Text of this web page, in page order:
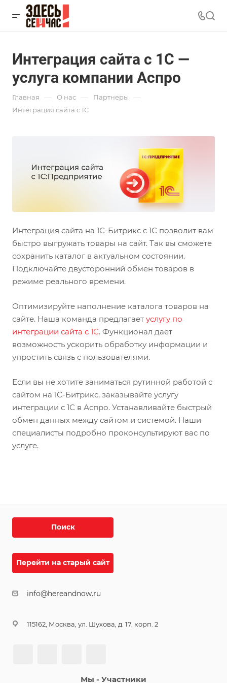
Интеграция сайта с 1С —
услуга компании Аспро
Главная — О нас — Партнеры —
Интеграция сайта с 1С
Интеграция сайта на 1С-Битрикс с 1С позволит вам
быстро выгружать товары на сайт. Так вы сможете
сохранить каталог в актуальном состоянии.
Подключайте двусторонний обмен товаров в
режиме реального времени.
Оптимизируйте наполнение каталога товаров на
сайте. Наша команда предлагает услугу по
интеграции сайта с 1С. Функционал дает
возможность ускорить обработку информации и
упростить связь с пользователями.
Если вы не хотите заниматься рутинной работой с
сайтом на 1С-Битрикс, заказывайте услугу
интеграции с 1С в Аспро. Устанавливайте быстрый
обмен данных между сайтом и системой. Наши
специалисты подробно проконсультируют вас по
услуге.
Поиск
Перейти на старый сайт
info@hereandnow.ru
115162, Москва, ул. Шухова, д. 17, корп. 2
Мы - Участники